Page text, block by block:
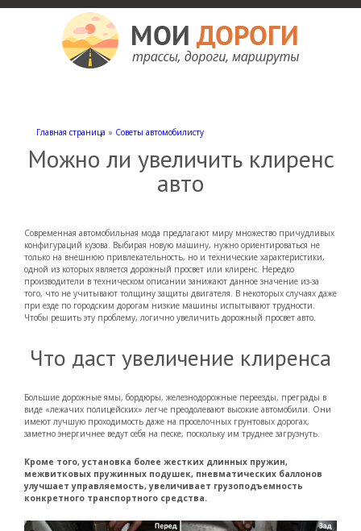
Главная страница » Советы автомобилисту
Можно ли увеличить клиренс
авто
Современная автомобильная мода предлагают миру множество причудливых
конфигураций кузова. Выбирая новую машину, нужно ориентироваться не
только на внешнюю привлекательность, но и технические характеристики,
одной из которых является дорожный просвет или клиренс. Нередко
производители в техническом описании занижают данное значение из-за
того, что не учитывают толщину защиты двигателя. В некоторых случаях даже
при езде по городским дорогам низкие машины испытывают трудности.
Чтобы решить эту проблему, логично увеличить дорожный просвет авто.
Что даст увеличение клиренса
Большие дорожные ямы, бордюры, железнодорожные переезды, преграды в
виде «лежачих полицейских» легче преодолевают высокие автомобили. Они
имеют лучшую проходимость даже на проселочных грунтовых дорогах,
заметно энергичнее ведут себя на песке, поскольку им труднее загрузнуть.
Кроме того, установка более жестких длинных пружин,
межвитковых пружинных подушек, пневматических баллонов
улучшает управляемость, увеличивает грузоподъемность
конкретного транспортного средства.